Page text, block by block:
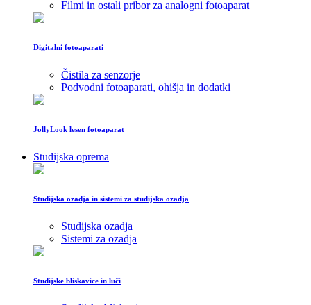
Filmi in ostali pribor za analogni fotoaparat
Digitalni fotoaparati
Čistila za senzorje
Podvodni fotoaparati, ohišja in dodatki
JollyLook lesen fotoaparat
Studijska oprema
Studijska ozadja in sistemi za studijska ozadja
Studijska ozadja
Sistemi za ozadja
Studijske bliskavice in luči